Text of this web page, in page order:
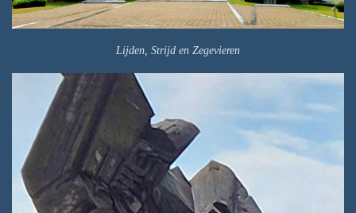
Lijden, Strijd en Zegevieren